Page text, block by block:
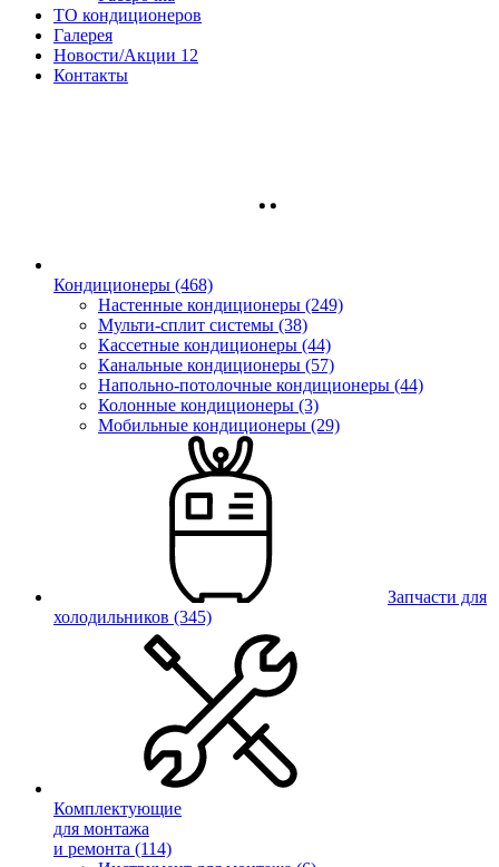
ТО кондиционеров
Галерея
Новости/Акции 12
Контакты
Кондиционеры (468)
Настенные кондиционеры (249)
Мульти-сплит системы (38)
Кассетные кондиционеры (44)
Канальные кондиционеры (57)
Напольно-потолочные кондиционеры (44)
Колонные кондиционеры (3)
Мобильные кондиционеры (29)
Запчасти для
холодильников (345)
Комплектующие
для монтажа
и ремонта (114)